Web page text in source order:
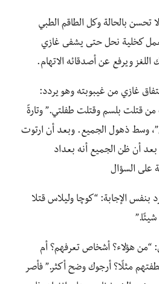
تحسن بالحالة وكل الطاقم الطبي
كخلية نحل حتى يشفى غازي
ويرفع عن أصدقائه الاتهام.
غازي من غيبوبته وهو يردد:
من قتلت بلسم وقتلت طفلتي.” وتارةً
وسط ذهول الجميع. وبعد أن ارتوت
بعد أن ظن الجميع أنه بعداد
على السؤال
بنفس الإجابة: “كوچا وليلاس قتلا
“من هؤلاء؟ أشخاص تعرفهم؟ أم
مثلًا؟ أرجوك وضح أكثر.” فأصر